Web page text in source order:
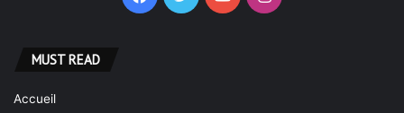
À propos